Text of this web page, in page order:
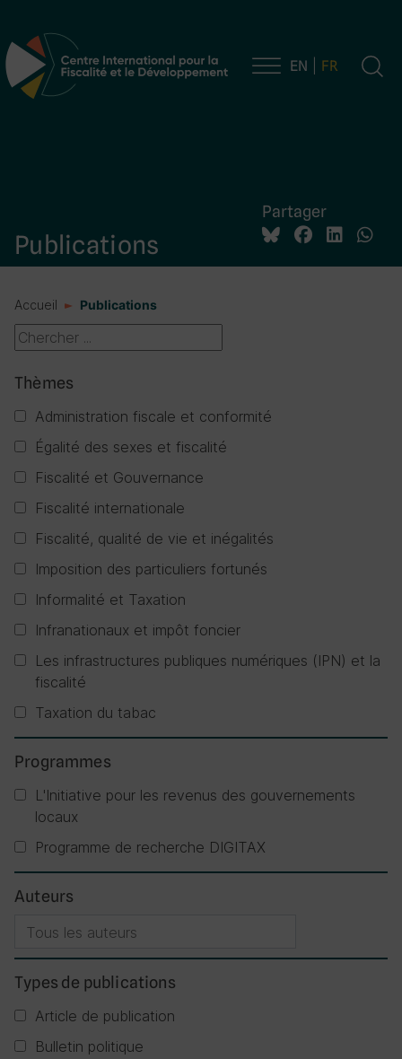
Navigation principale EN FR
Publications
Partager
Accueil Publications
Thèmes
Administration fiscale et conformité
Égalité des sexes et fiscalité
Fiscalité et Gouvernance
Fiscalité internationale
Fiscalité, qualité de vie et inégalités
Imposition des particuliers fortunés
Informalité et Taxation
Infranationaux et impôt foncier
Les infrastructures publiques numériques (IPN) et la
fiscalité
Taxation du tabac
Programmes
L'Initiative pour les revenus des gouvernements
locaux
Programme de recherche DIGITAX
Auteurs
Types de publications
Article de publication
Bulletin politique